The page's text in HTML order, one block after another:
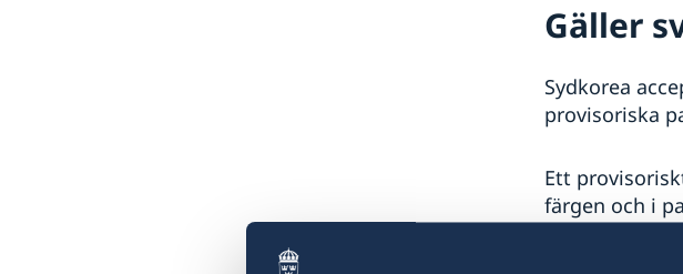
Gäller
Sydkorea
provisoriska
Ett
färgen och i